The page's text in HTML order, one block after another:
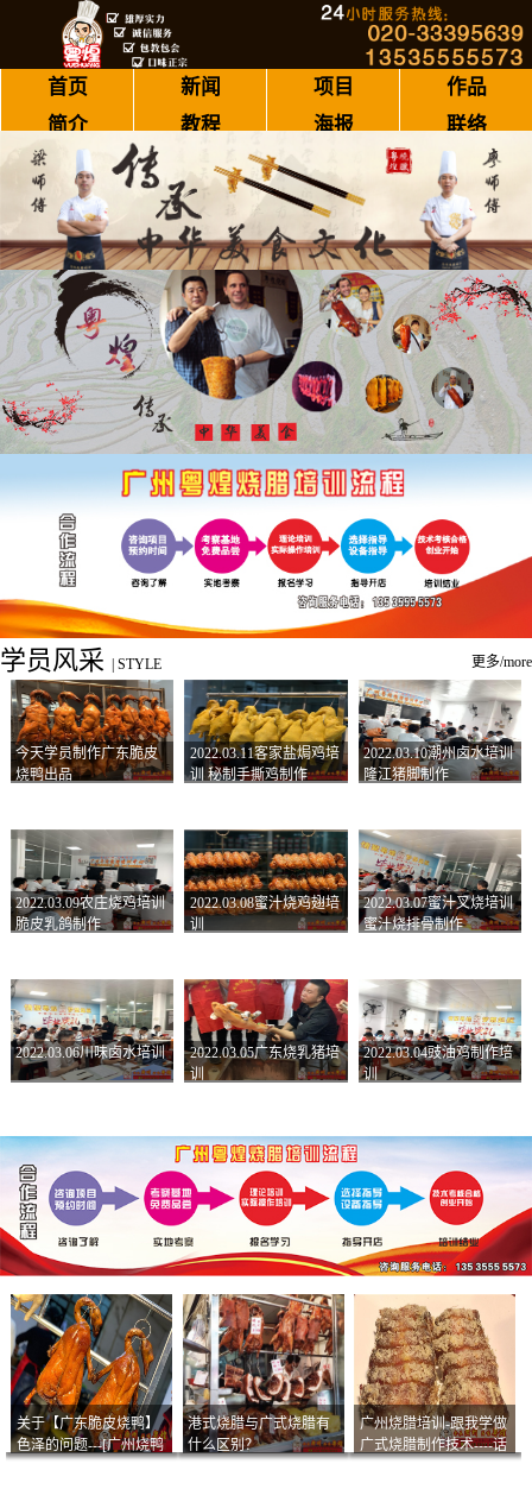
首页 新闻 项目
作品
简介
教程 海报 联络
学员风采 STYLE 更多/more
今天学员制作广东脆皮
烧鸭出品
2022.03.11客家盐焗鸡培
训 秘制手撕鸡制作
2022.03.10潮州卤水培训
隆江猪脚制作
2022.03.09农庄烧鸡培训
脆皮乳鸽制作
2022.03.08蜜汁烧鸡翅培
训
2022.03.07蜜汁叉烧培训
蜜汁烧排骨制作
2022.03.06川味卤水培训
2022.03.05广东烧乳猪培
训
2022.03.04豉油鸡制作培
训
关于【广东脆皮烧鸭】
色泽的问题---[广州烧鸭
港式烧腊与广式烧腊有
什么区别？
广州烧腊培训-跟我学做
广式烧腊制作技术----话